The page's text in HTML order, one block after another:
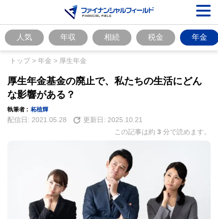
人気 年収 相続 税金 年金
トップ> 年金 > 厚生年金
厚生年金基金の廃止で、私たちの生活にどん
な影響がある？
執筆者 : 柘植輝
配信日: 2021.05.28 更新日: 2025.10.21
この記事は約 3 分で読めます。